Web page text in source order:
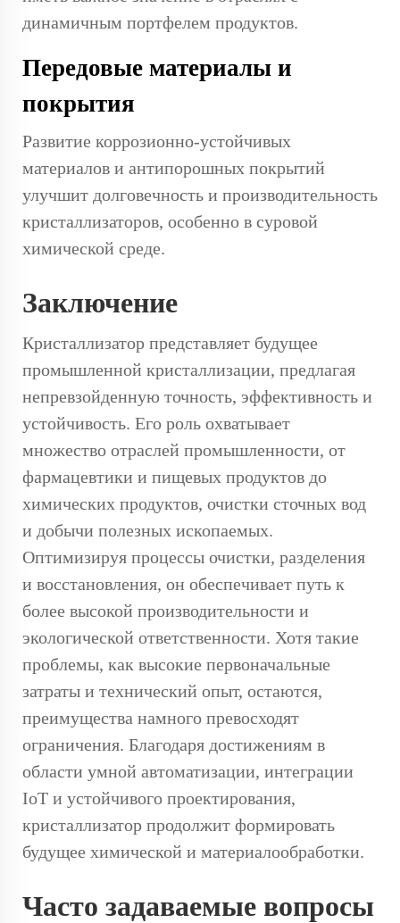
динамичным портфелем продуктов.
Передовые материалы и
покрытия
Развитие коррозионно-устойчивых
материалов и антипорошных покрытий
улучшит долговечность и производительность
кристаллизаторов, особенно в суровой
химической среде.
Заключение
Кристаллизатор представляет будущее
промышленной кристаллизации, предлагая
непревзойденную точность, эффективность и
устойчивость. Его роль охватывает
множество отраслей промышленности, от
фармацевтики и пищевых продуктов до
химических продуктов, очистки сточных вод
и добычи полезных ископаемых.
Оптимизируя процессы очистки, разделения
и восстановления, он обеспечивает путь к
более высокой производительности и
экологической ответственности. Хотя такие
проблемы, как высокие первоначальные
затраты и технический опыт, остаются,
преимущества намного превосходят
ограничения. Благодаря достижениям в
области умной автоматизации, интеграции
IoT и устойчивого проектирования,
кристаллизатор продолжит формировать
будущее химической и материалообработки.
Часто задаваемые вопросы